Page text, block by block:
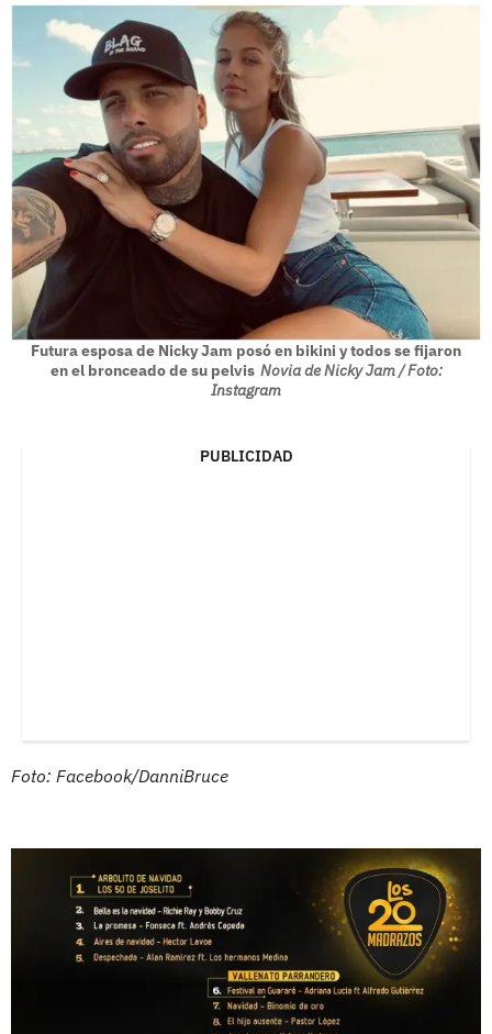
Futura esposa de Nicky Jam posó en bikini y todos se fijaron
en el bronceado de su pelvis Novia de Nicky Jam / Foto:
Instagram
PUBLICIDAD
Foto: Facebook/DanniBruce